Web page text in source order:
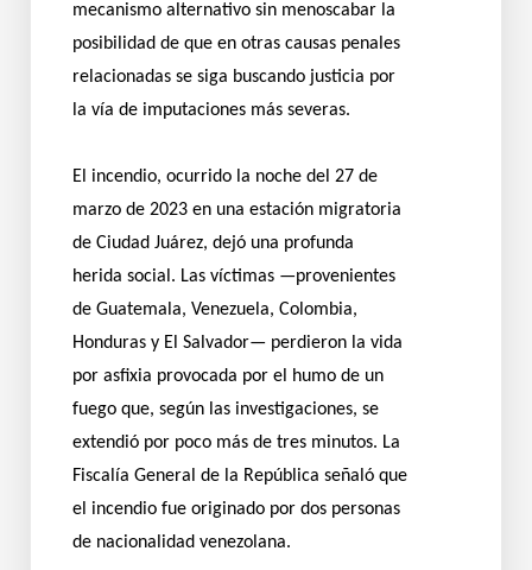
mecanismo alternativo sin menoscabar la
posibilidad de que en otras causas penales
relacionadas se siga buscando justicia por
la vía de imputaciones más severas.
El incendio, ocurrido la noche del 27 de
marzo de 2023 en una estación migratoria
de Ciudad Juárez, dejó una profunda
herida social. Las víctimas —provenientes
de Guatemala, Venezuela, Colombia,
Honduras y El Salvador— perdieron la vida
por asfixia provocada por el humo de un
fuego que, según las investigaciones, se
extendió por poco más de tres minutos. La
Fiscalía General de la República señaló que
el incendio fue originado por dos personas
de nacionalidad venezolana.